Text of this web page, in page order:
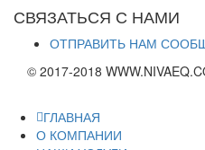
СВЯЗАТЬСЯ С НАМИ
ОТПРАВИТЬ НАМ
© 2017-2018
ГЛАВНАЯ
О КОМПАНИИ